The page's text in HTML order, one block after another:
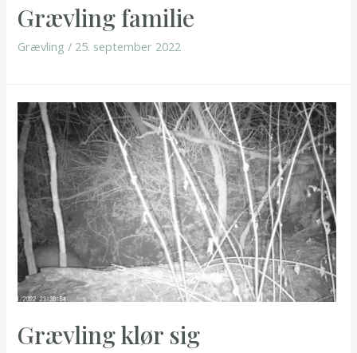
Grævling familie
Grævling / 25. september 2022
Grævling klør sig